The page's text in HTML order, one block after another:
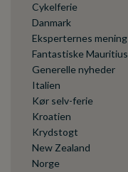
Cykelferie
Danmark
Eksperternes mening
Fantastiske Mauritius
Generelle nyheder
Italien
Kør selv-ferie
Kroatien
Krydstogt
New Zealand
Norge